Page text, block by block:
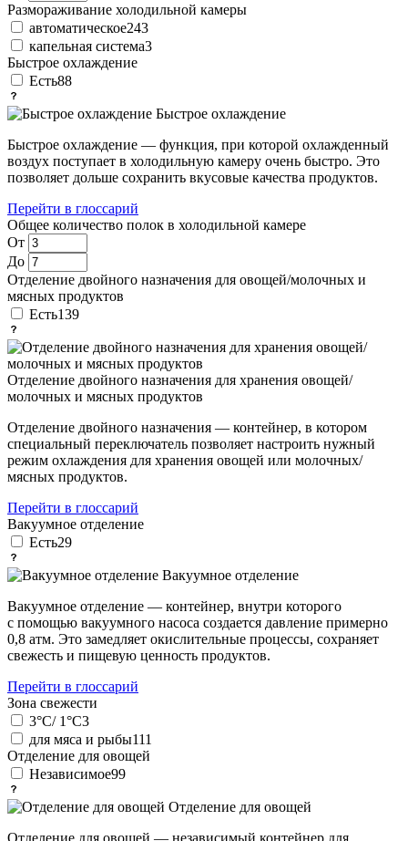
Размораживание холодильной камеры
автоматическое243
капельная система3
Быстрое охлаждение
Есть88
Быстрое охлаждение
Быстрое охлаждение — функция, при которой охлажденный
воздух поступает в холодильную камеру очень быстро. Это
позволяет дольше сохранить вкусовые качества продуктов.
Перейти в глоссарий
Общее количество полок в холодильной камере
От
До
Отделение двойного назначения для овощей/молочных и
мясных продуктов
Есть139
Отделение двойного назначения для хранения овощей/
молочных и мясных продуктов
Отделение двойного назначения — контейнер, в котором
специальный переключатель позволяет настроить нужный
режим охлаждения для хранения овощей или молочных/
мясных продуктов.
Перейти в глоссарий
Вакуумное отделение
Есть29
Вакуумное отделение
Вакуумное отделение — контейнер, внутри которого
с помощью вакуумного насоса создается давление примерно
0,8 атм. Это замедляет окислительные процессы, сохраняет
свежесть и пищевую ценность продуктов.
Перейти в глоссарий
Зона свежести
3°C/ 1°C3
для мяса и рыбы111
Отделение для овощей
Независимое99
Отделение для овощей
Отделение для овощей — независимый контейнер для